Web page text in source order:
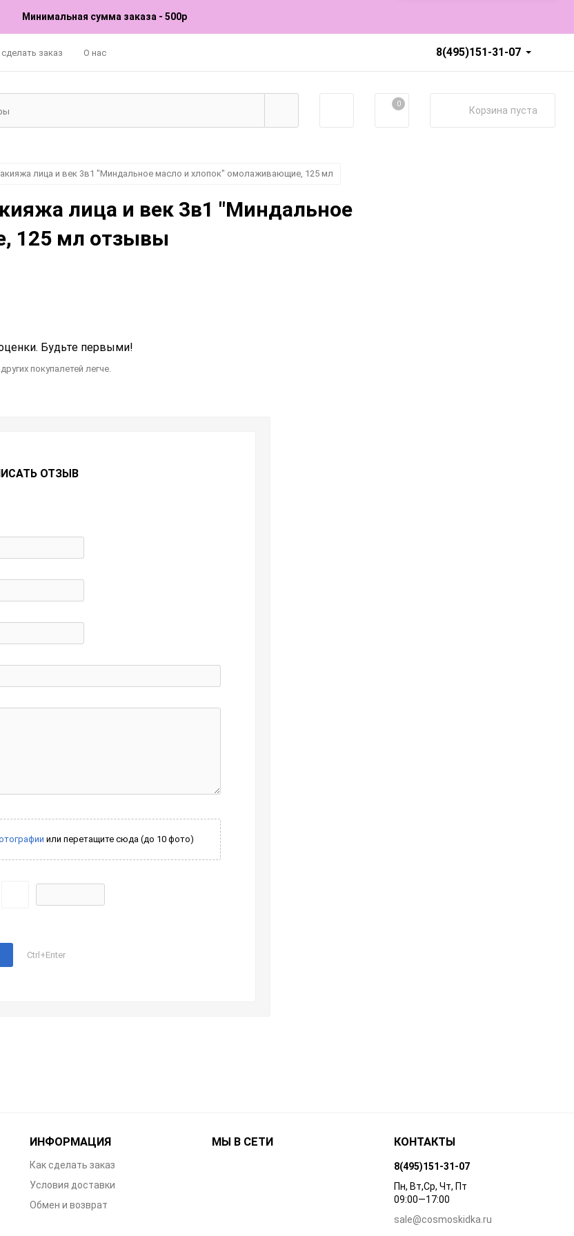
Минимальная сумма заказа - 500р
заказ О нас 8(495)151-31-07
0
Корзина пуста
лица и век 3в1 "Миндальное масло и хлопок" омолаживающие, 125 мл
лица и век 3в1 "Миндальное
125 мл отзывы
Будьте первыми!
покупалетей легче.
ОТЗЫВ
или перетащите сюда (до 10 фото)
Ctrl+Enter
ИНФОРМАЦИЯ
Как сделать заказ
Условия доставки
Обмен и возврат
МЫ В СЕТИ КОНТАКТЫ
8(495)151-31-07
Пн, Вт,Ср, Чт, Пт
09:00—17:00
sale@cosmoskidka.ru